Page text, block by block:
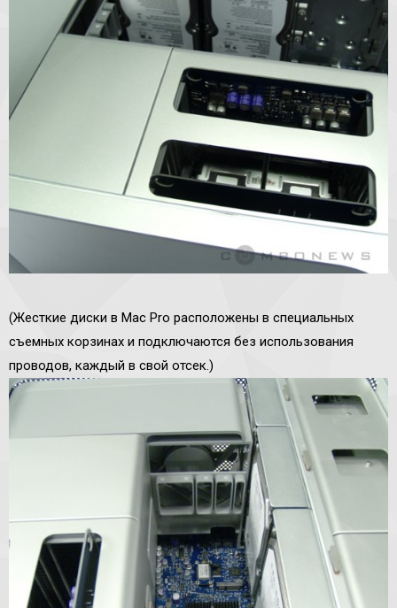
(Жесткие диски в Mac Pro расположены в специальных
съемных корзинах и подключаются без использования
проводов, каждый в свой отсек.)